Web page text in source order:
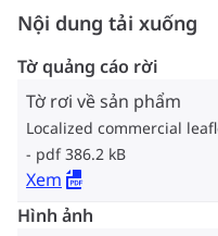
Nội dung tải xuống
Tờ quảng cáo rời
Tờ rơi về sản phẩm
Localized commercial
pdf 386.2 kB
Xem
Hình ảnh